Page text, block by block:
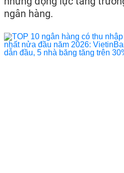
ngân hàng.